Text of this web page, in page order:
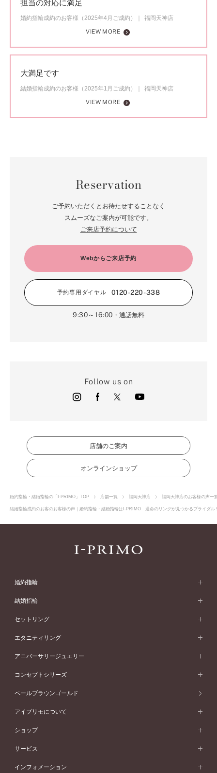
担当の対応に満足
婚約指輪成約のお客様（2025年4月ご成約）
福岡天神店
VIEW MORE
大満足です
結婚指輪成約のお客様（2025年1月ご成約）
福岡天神店
VIEW MORE
Reservation
ご予約いただくとお待たせすることなく
スムーズなご案内が可能です。
ご来店予約について
Webからご来店予約
予約専用ダイヤル 0120-220-338
9:30～16:00 ・通話無料
Follow us on
店舗のご案内
オンラインショップ
婚約指輪・結婚指輪の「I-PRIMO」TOP 店舗一覧 福岡天神店 福岡天神店のお客様の声一
結婚指輪成約のお客のお客様の声｜婚約指輪・結婚指輪はI-PRIMO 運命のリングが見つかるブライダ
婚約指輪
婚約指輪 (エンゲージリング)
婚約指輪一覧
ピンクゴールド
ペールブラウンゴールド
ウェーブライン
V字ライン
ワンサイドメレ
ダブルサイドメレ
シンプル
フェミニン
モード
50万円台～
40万円台～
30万円台～
婚約指輪 人気ランキング
婚約ネックレス
ダイヤモンドシェイプコレクション
結婚指輪
結婚指輪 (マリッジリング)
結婚指輪一覧
ピンクゴールド
ペールブラウンゴールド
ウェーブライン
V字ライン
ワンメレ
セベラルメレ
シンプル
フェミニン
モード
50万円～
40万円～50万円
セットリング
セットリング
セットリング一覧
ピンクゴールド
ペールブラウンゴールド
エタニティリング
エタニティリング
エタニティリング一覧
ピンクゴールド
ペールブラウンゴールド
アニバーサリージュエリー
アニバーサリージュエリー
アニバーサリージュエリー一覧
ファッションリング
ブレスレット
コンセプトシリーズ
コンセプトシリーズ
オリジンビリーフ
エトワル
スワハ
ペールブラウンゴールド
アイプリモについて
アイプリモについて
パーソナルハンド診断
デザインへのこだわり
ショップ
店舗一覧
北海道
サービス
プロポーズサポート
インフォメーション